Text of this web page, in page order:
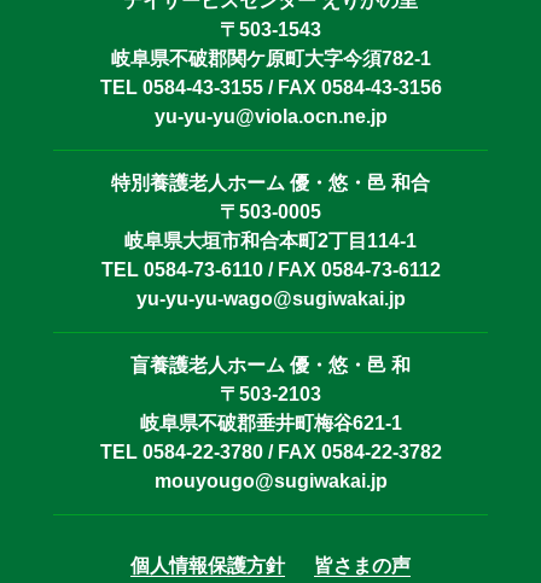
〒503-1543
岐阜県不破郡関ケ原町大字今須782-1
TEL 0584-43-3155 / FAX 0584-43-3156
yu-yu-yu@viola.ocn.ne.jp
特別養護老人ホーム 優・悠・邑 和合
〒503-0005
岐阜県大垣市和合本町2丁目114-1
TEL 0584-73-6110 / FAX 0584-73-6112
yu-yu-yu-wago@sugiwakai.jp
盲養護老人ホーム 優・悠・邑 和
〒503-2103
岐阜県不破郡垂井町梅谷621-1
TEL 0584-22-3780 / FAX 0584-22-3782
mouyougo@sugiwakai.jp
個人情報保護方針 皆さまの声